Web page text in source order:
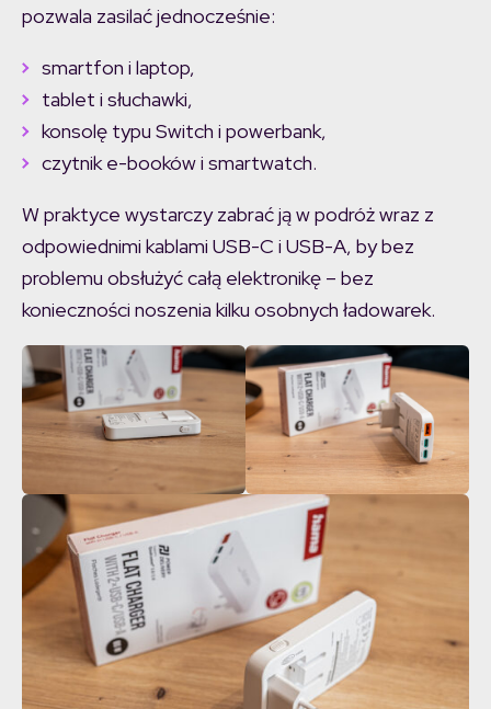
pozwala zasilać jednocześnie:
smartfon i laptop,
tablet i słuchawki,
konsolę typu Switch i powerbank,
czytnik e-booków i smartwatch.
W praktyce wystarczy zabrać ją w podróż wraz z
odpowiednimi kablami USB-C i USB-A, by bez
problemu obsłużyć całą elektronikę – bez
konieczności noszenia kilku osobnych ładowarek.